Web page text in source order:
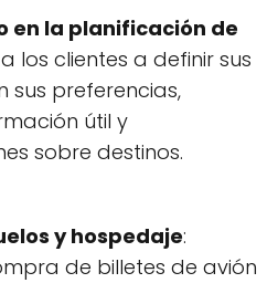
en la planificación de
los clientes a definir sus
sus preferencias,
útil y
sobre destinos.
y hospedaje:
de billetes de avión